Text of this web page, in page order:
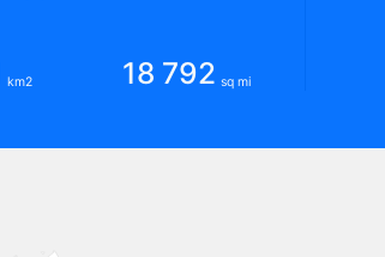
km2 18 792 sq mi